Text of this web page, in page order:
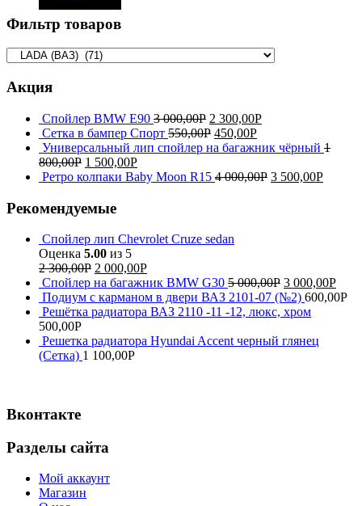
Фильтр товаров
Акция
Спойлер BMW E90 3 000,00Р 2 300,00Р
Сетка в бампер Спорт 550,00Р 450,00Р
Универсальный лип спойлер на багажник чёрный 1
800,00Р 1 500,00Р
Ретро колпаки Baby Moon R15 4 000,00Р 3 500,00Р
Рекомендуемые
Спойлер лип Chevrolet Cruze sedan
Оценка 5.00 из 5
2 300,00Р 2 000,00Р
Спойлер на багажник BMW G30 5 000,00Р 3 000,00Р
Подиум с карманом в двери ВАЗ 2101-07 (№2) 600,00Р
Решётка радиатора ВАЗ 2110 -11 -12, люкс, хром
500,00Р
Решетка радиатора Hyundai Accent черный глянец
(Сетка) 1 100,00Р
Вконтакте
Разделы сайта
Мой аккаунт
Магазин